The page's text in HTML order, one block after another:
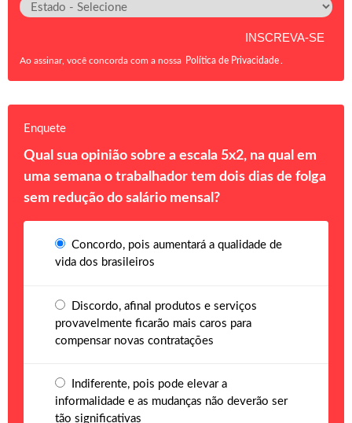
Ao assinar, você concorda com a nossa Política de Privacidade
Enquete
Qual sua opinião sobre a escala 5x2, na qual em
uma semana o trabalhador tem dois dias de folga
sem redução do salário mensal?
Concordo, pois aumentará a qualidade de
vida dos brasileiros
Discordo, afinal produtos e serviços
provavelmente ficarão mais caros para
compensar novas contratações
Indiferente, pois pode elevar a
informalidade e as mudanças não deverão ser
tão significativas